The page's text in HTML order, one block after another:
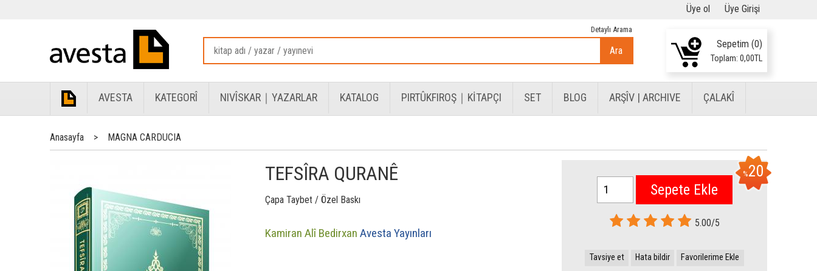
Üye ol Üye Girişi
Ara
Detaylı Arama
Sepetim (0)
Toplam: 0,00TL
AVESTA KATEGORÎ NIVÎSKAR｜YAZARLAR KATALOG PIRTÛKFIROŞ｜KİTAPÇI SET BLOG ARŞÎV | ARCHIVE ÇALAKÎ
Anasayfa > MAGNA CARDUCIA
TEFSÎRA QURANÊ
Çapa Taybet / Özel Baskı
Kamiran Alî Bedirxan Avesta Yayınları
%20
Sepete Ekle
5.00/5
Tavsiye et Hata bildir Favorilerime Ekle